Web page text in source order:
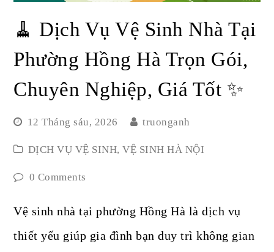
🧹 Dịch Vụ Vệ Sinh Nhà Tại
Phường Hồng Hà Trọn Gói,
Chuyên Nghiệp, Giá Tốt ✨
12 Tháng sáu, 2026 truonganh
DỊCH VỤ VỆ SINH,VỆ SINH HÀ NỘI
0 Comments
Vệ sinh nhà tại phường Hồng Hà là dịch vụ
thiết yếu giúp gia đình bạn duy trì không gian